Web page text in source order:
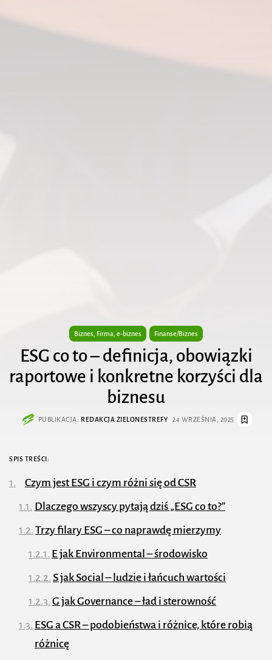
Biznes, Firma, e-biznes Finanse/Biznes
ESG co to – definicja, obowiązki
raportowe i konkretne korzyści dla
biznesu
PUBLIKACJA: REDAKCJA ZIELONESTREFY 24 WRZEŚNIA, 2025
SPIS TREŚCI:
Czym jest ESG i czym różni się od CSR
Dlaczego wszyscy pytają dziś „ESG co to?”
Trzy filary ESG – co naprawdę mierzymy
E jak Environmental – środowisko
S jak Social – ludzie i łańcuch wartości
G jak Governance – ład i sterowność
ESG a CSR – podobieństwa i różnice, które robią
różnicę